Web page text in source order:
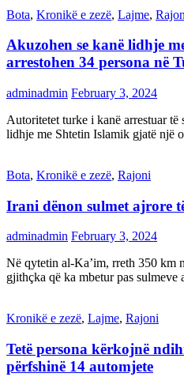
Bota, Kronikë e zezë, Lajme,
Akuzohen se kanë lidhje
arrestohen 34 persona në
adminadmin February 3, 2024
Autoritetet turke i kanë arrestuar të
lidhje me Shtetin Islamik gjatë një
Bota, Kronikë e zezë, Rajoni
Irani dënon sulmet ajrore
adminadmin February 3, 2024
Në qytetin al-Ka’im, rreth 350 km
gjithçka që ka mbetur pas
Kronikë e zezë, Lajme, Rajoni
Tetë persona kërkojnë
përfshinë 14 automjete